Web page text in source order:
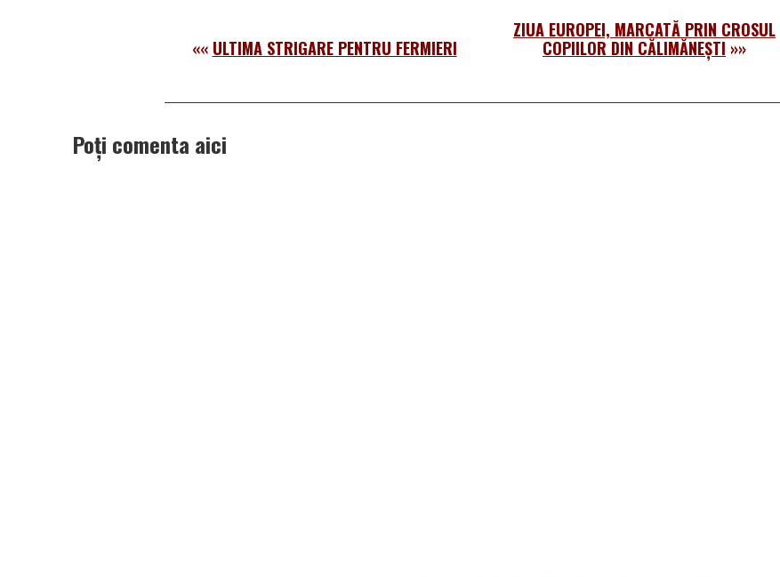
«« ULTIMA STRIGARE PENTRU FERMIERI
ZIUA EUROPEI, MARCATĂ PRIN CROSUL
COPIILOR DIN CĂLIMĂNEȘTI »»
Poți comenta aici